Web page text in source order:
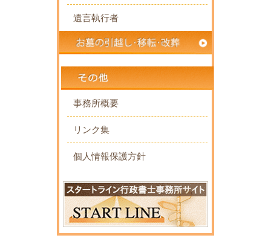
遺言執行者
事務所概要
リンク集
個人情報保護方針